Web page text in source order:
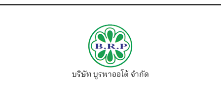
บริษัท บูรพาออโต้ จำกัด